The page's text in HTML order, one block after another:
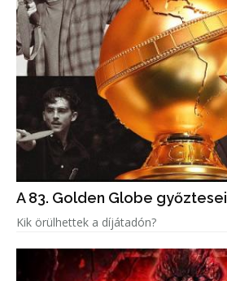
A 83. Golden Globe győztesei
Kik örülhettek a díjátadón?